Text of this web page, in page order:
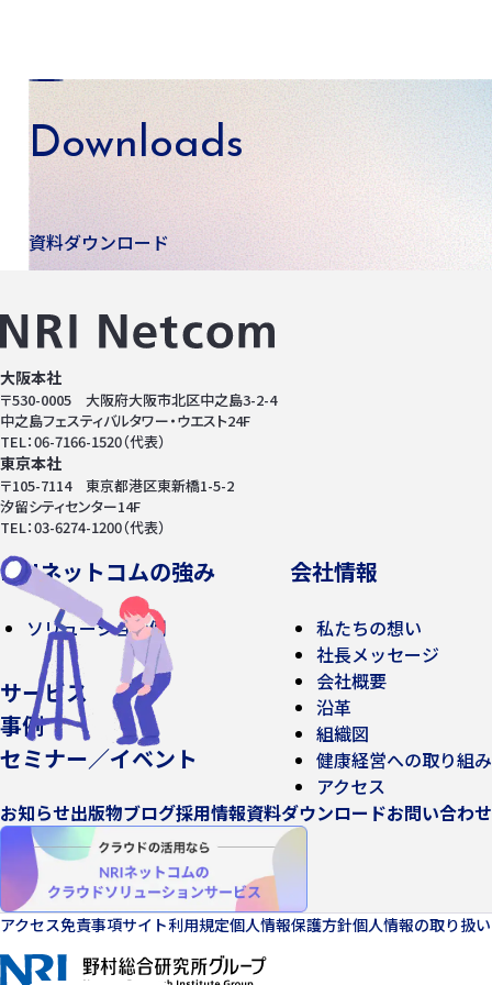
資料ダウンロード
Downloads
大阪本社
〒530-0005 大阪府大阪市北区中之島3-2-4
中之島フェスティバルタワー・ウエスト24F
TEL：06-7166-1520（代表）
東京本社
〒105-7114 東京都港区東新橋1-5-2
汐留シティセンター14F
TEL：03-6274-1200（代表）
NRIネットコムの強み
ソリューション例
サービス
事例
セミナー／イベント
会社情報
私たちの想い
社長メッセージ
会社概要
沿革
組織図
健康経営への取り組み
アクセス
お知らせ出版物ブログ採用情報資料ダウンロードお問い合わせ
アクセス免責事項サイト利用規定個人情報保護方針個人情報の取り扱